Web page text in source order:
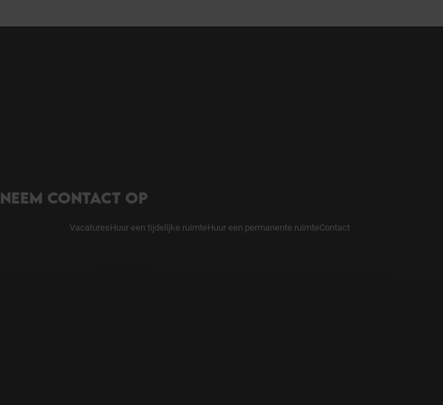
NEEM CONTACT OP
VacaturesHuur een tijdelijke ruimteHuur een permanente ruimteContact